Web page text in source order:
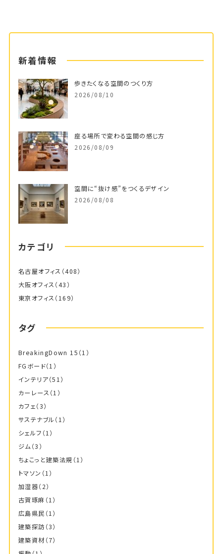
新着情報
歩きたくなる空間のつくり方
2026/08/10
座る場所で変わる空間の感じ方
2026/08/09
空間に“抜け感”をつくるデザイン
2026/08/08
カテゴリ
名古屋オフィス （408）
大阪オフィス （43）
東京オフィス （169）
タグ
BreakingDown 15 （1）
FGボード（1）
インテリア（51）
カーレース （1）
カフェ（3）
サステナブル （1）
シェルフ （1）
ジム（3）
ちょこっと建築法規 （1）
トマソン （1）
加湿器（2）
古賀琢麻 （1）
広島県民 （1）
建築探訪 （3）
建築資材（7）